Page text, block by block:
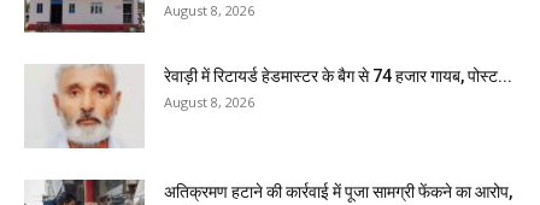
August 8, 2026
रेवाड़ी में रिटायर्ड हेडमास्टर के बैग से ₹74 हजार गायब, पोस्ट...
August 8, 2026
अतिक्रमण हटाने की कार्रवाई में पूजा सामग्री फेंकने का आरोप,